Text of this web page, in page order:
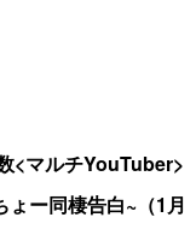
<マルチYouTuber>
ー同棲告白~（1月